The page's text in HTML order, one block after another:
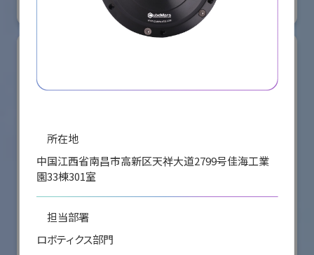
所在地
中国江西省南昌市高新区天祥大道2799号佳海工業
園33棟301室
担当部署
ロボティクス部門
リアル会場小間番号 : E5-08
株式会社ケーメックスONE